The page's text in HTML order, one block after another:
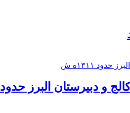
البرز حدود ۱۳۱۱ه ش